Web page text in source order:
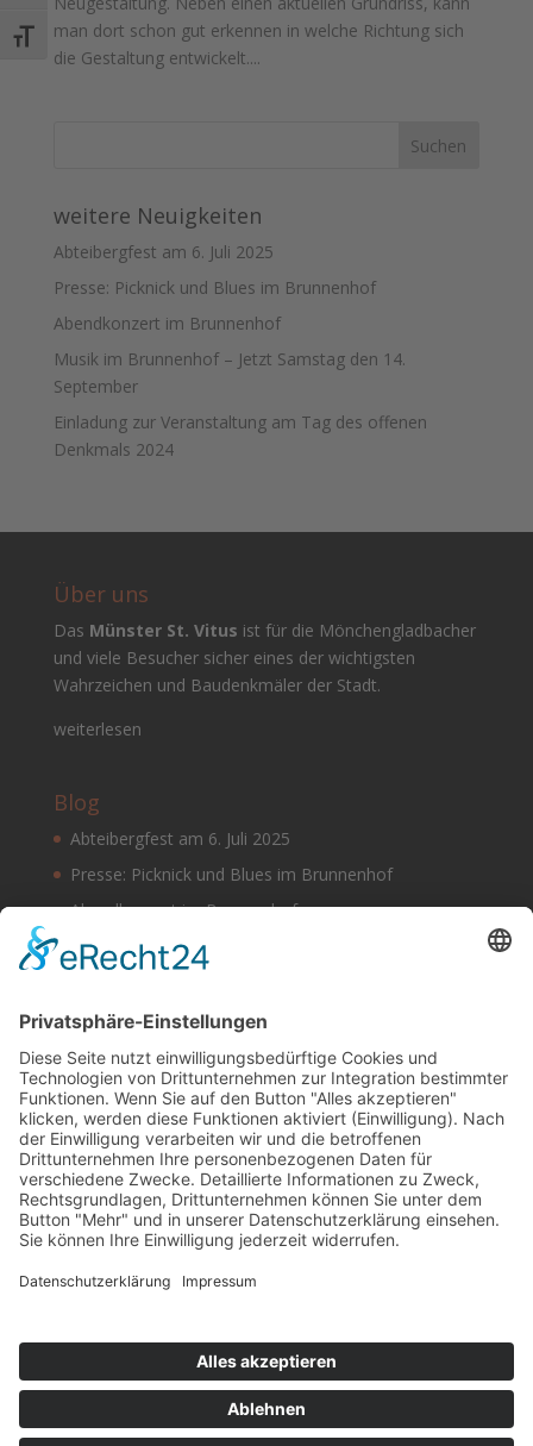
Schrift vergrößern
man dort schon gut erkennen in welche Richtung sich
die Gestaltung entwickelt....
weitere Neuigkeiten
Abteibergfest am 6. Juli 2025
Presse: Picknick und Blues im Brunnenhof
Abendkonzert im Brunnenhof
Musik im Brunnenhof – Jetzt Samstag den 14.
September
Einladung zur Veranstaltung am Tag des offenen
Denkmals 2024
Über uns
Das Münster St. Vitus ist für die Mönchengladbacher
und viele Besucher sicher eines der wichtigsten
Wahrzeichen und Baudenkmäler der Stadt.
weiterlesen
Blog
Abteibergfest am 6. Juli 2025
Presse: Picknick und Blues im Brunnenhof
Abendkonzert im Brunnenhof
Musik im Brunnenhof – Jetzt Samstag den 14.
September
Einladung zur Veranstaltung am Tag des offenen
Denkmals 2024
Suchen & Finden Datenschutz
Cookie-Einstellungen
Impressum Datenschutz